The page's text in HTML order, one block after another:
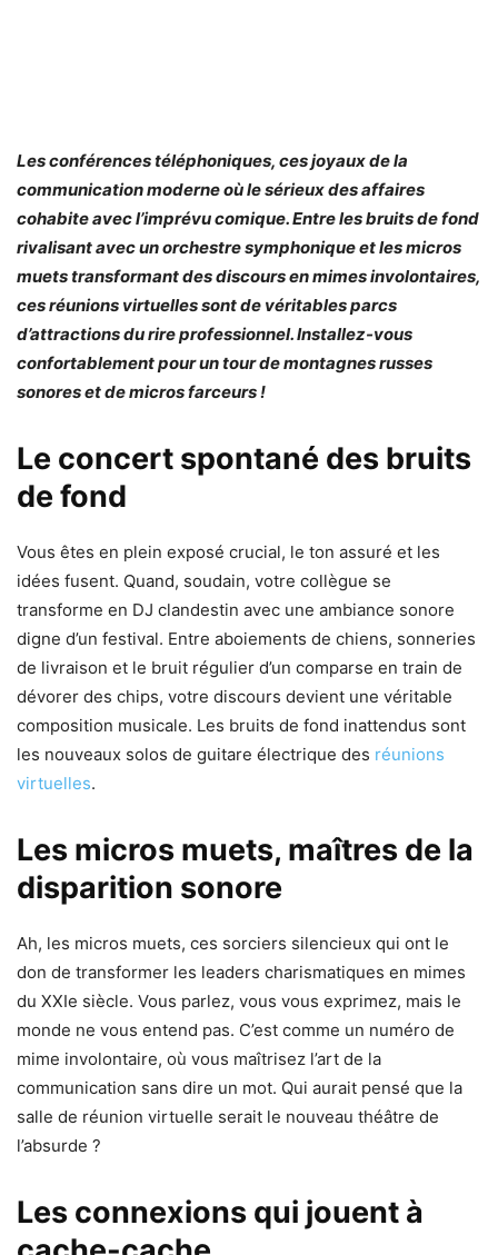
Les conférences téléphoniques, ces joyaux de la
communication moderne où le sérieux des affaires
cohabite avec l’imprévu comique. Entre les bruits de fond
rivalisant avec un orchestre symphonique et les micros
muets transformant des discours en mimes involontaires,
ces réunions virtuelles sont de véritables parcs
d’attractions du rire professionnel. Installez-vous
confortablement pour un tour de montagnes russes
sonores et de micros farceurs !
Le concert spontané des bruits
de fond
Vous êtes en plein exposé crucial, le ton assuré et les
idées fusent. Quand, soudain, votre collègue se
transforme en DJ clandestin avec une ambiance sonore
digne d’un festival. Entre aboiements de chiens, sonneries
de livraison et le bruit régulier d’un comparse en train de
dévorer des chips, votre discours devient une véritable
composition musicale. Les bruits de fond inattendus sont
les nouveaux solos de guitare électrique des réunions
virtuelles.
Les micros muets, maîtres de la
disparition sonore
Ah, les micros muets, ces sorciers silencieux qui ont le
don de transformer les leaders charismatiques en mimes
du XXIe siècle. Vous parlez, vous vous exprimez, mais le
monde ne vous entend pas. C’est comme un numéro de
mime involontaire, où vous maîtrisez l’art de la
communication sans dire un mot. Qui aurait pensé que la
salle de réunion virtuelle serait le nouveau théâtre de
l’absurde ?
Les connexions qui jouent à